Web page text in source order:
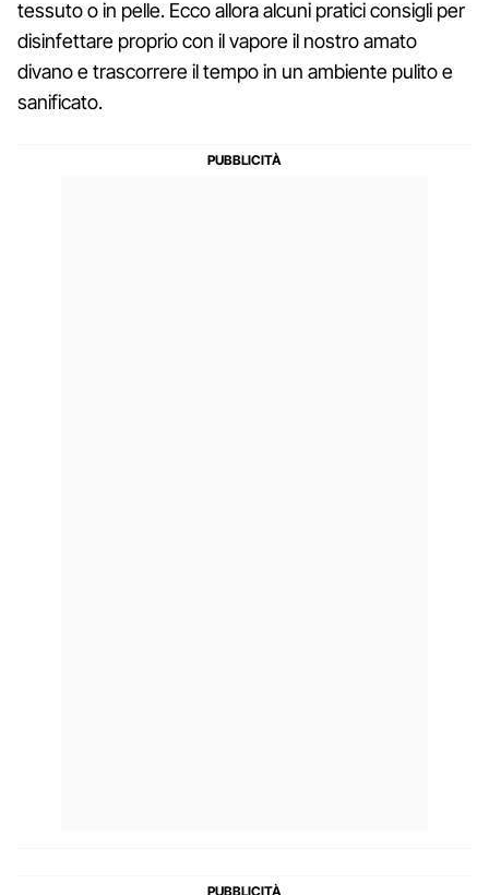
tessuto o in pelle. Ecco allora alcuni pratici consigli per
disinfettare proprio con il vapore il nostro amato
divano e trascorrere il tempo in un ambiente pulito e
sanificato.